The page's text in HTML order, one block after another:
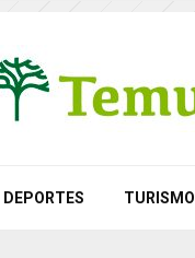
DEPORTES TURISMO